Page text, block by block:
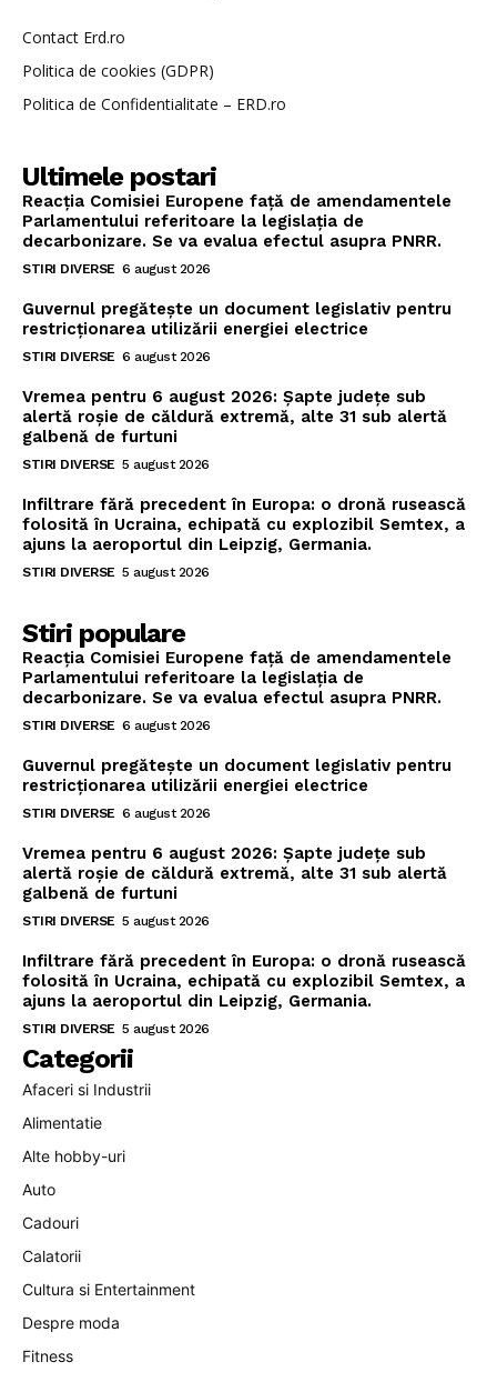
Contact Erd.ro
Politica de cookies (GDPR)
Politica de Confidentialitate – ERD.ro
Ultimele postari
Reacția Comisiei Europene față de amendamentele
Parlamentului referitoare la legislația de
decarbonizare. Se va evalua efectul asupra PNRR.
STIRI DIVERSE 6 august 2026
Guvernul pregătește un document legislativ pentru
restricționarea utilizării energiei electrice
STIRI DIVERSE 6 august 2026
Vremea pentru 6 august 2026: Șapte județe sub
alertă roșie de căldură extremă, alte 31 sub alertă
galbenă de furtuni
STIRI DIVERSE 5 august 2026
Infiltrare fără precedent în Europa: o dronă rusească
folosită în Ucraina, echipată cu explozibil Semtex, a
ajuns la aeroportul din Leipzig, Germania.
STIRI DIVERSE 5 august 2026
Stiri populare
Reacția Comisiei Europene față de amendamentele
Parlamentului referitoare la legislația de
decarbonizare. Se va evalua efectul asupra PNRR.
STIRI DIVERSE 6 august 2026
Guvernul pregătește un document legislativ pentru
restricționarea utilizării energiei electrice
STIRI DIVERSE 6 august 2026
Vremea pentru 6 august 2026: Șapte județe sub
alertă roșie de căldură extremă, alte 31 sub alertă
galbenă de furtuni
STIRI DIVERSE 5 august 2026
Infiltrare fără precedent în Europa: o dronă rusească
folosită în Ucraina, echipată cu explozibil Semtex, a
ajuns la aeroportul din Leipzig, Germania.
STIRI DIVERSE 5 august 2026
Categorii
Afaceri si Industrii
Alimentatie
Alte hobby-uri
Auto
Cadouri
Calatorii
Cultura si Entertainment
Despre moda
Fitness